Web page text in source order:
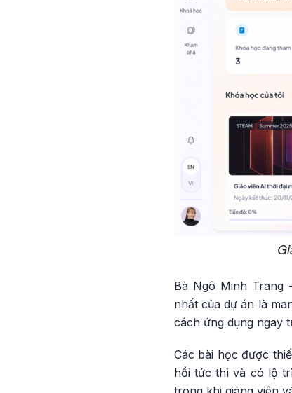
Bà Ngô Minh Trang
nhất của dự án là
cách ứng dụng ngay
Các bài học được
hồi tức thì và có lộ